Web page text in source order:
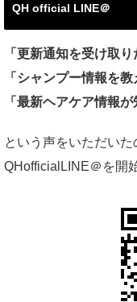
QH official LINE＠
「更新通知を受け取り
「シャンプー情報を教
「最新ヘアケア情報が
という声をいただいた
QHofficialLINE＠を開